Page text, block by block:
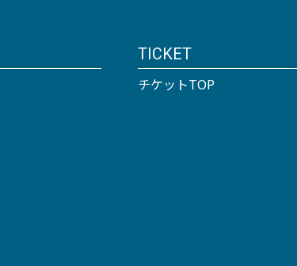
TICKET
チケットTOP